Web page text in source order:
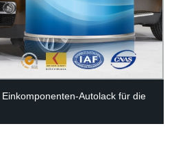
Autolack für die